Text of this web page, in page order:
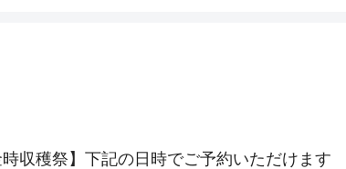
時収穫祭】下記の日時でご予約いただけます